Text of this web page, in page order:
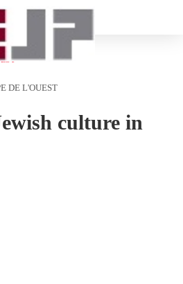
DE L'OUEST
culture in